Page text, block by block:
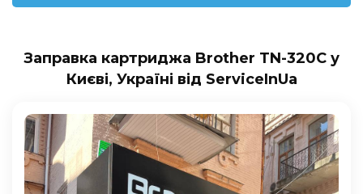
Заправка картриджа Brother TN-320C у
Києві, Україні від ServiceInUa